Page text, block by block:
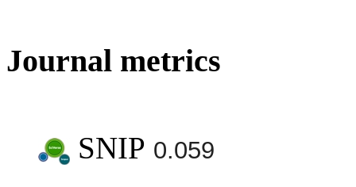
Journal metrics
SNIP 0.059